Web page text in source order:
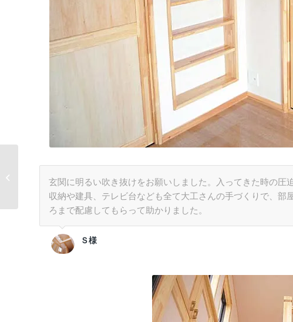
玄関に明るい吹き抜けをお願いしました。入ってきた時の圧
収納や建具、テレビ台なども全て大工さんの手づくりで、
ろまで配慮してもらって助かりました。
Ｓ様